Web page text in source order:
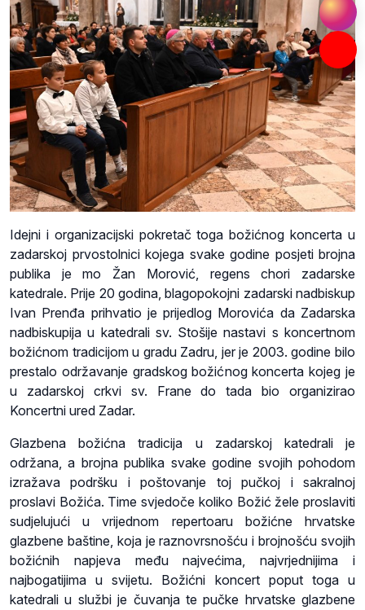
Idejni i organizacijski pokretač toga božićnog koncerta u
zadarskoj prvostolnici kojega svake godine posjeti brojna
publika je mo Žan Morović, regens chori zadarske
katedrale. Prije 20 godina, blagopokojni zadarski nadbiskup
Ivan Prenđa prihvatio je prijedlog Morovića da Zadarska
nadbiskupija u katedrali sv. Stošije nastavi s koncertnom
božićnom tradicijom u gradu Zadru, jer je 2003. godine bilo
prestalo održavanje gradskog božićnog koncerta kojeg je
u zadarskoj crkvi sv. Frane do tada bio organizirao
Koncertni ured Zadar.
Glazbena božićna tradicija u zadarskoj katedrali je
održana, a brojna publika svake godine svojih pohodom
izražava podršku i poštovanje toj pučkoj i sakralnoj
proslavi Božića. Time svjedoče koliko Božić žele proslaviti
sudjelujući u vrijednom repertoaru božićne hrvatske
glazbene baštine, koja je raznovrsnošću i brojnošću svojih
božićnih napjeva među najvećima, najvrjednijima i
najbogatijima u svijetu. Božićni koncert poput toga u
katedrali u službi je čuvanja te pučke hrvatske glazbene